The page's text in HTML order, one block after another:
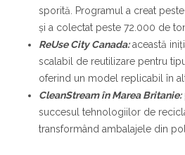
sporită. Programul a creat
și a colectat peste 72.000 de
ReUse City Canada:această
scalabil de reutilizare pentru
oferind un model replicabil în
CleanStream în Marea Britanie:
succesul tehnologiilor de
transformând ambalajele din